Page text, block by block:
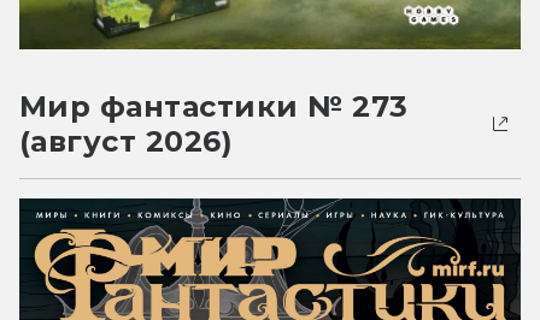
Мир фантастики № 273
(август 2026)